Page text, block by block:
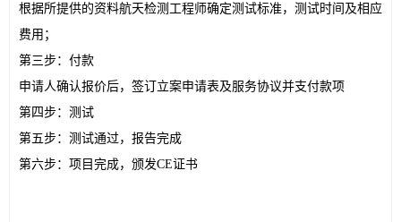
根据所提供的资料航天检测工程师确定测试标准，测试时间及相应
费用；
第三步：付款
申请人确认报价后，签订立案申请表及服务协议并支付款项
第四步：测试
第五步：测试通过，报告完成
第六步：项目完成，颁发CE证书